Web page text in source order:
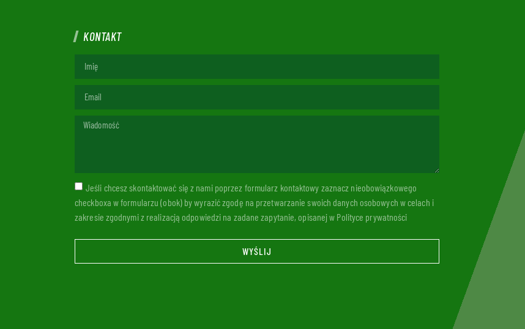
KONTAKT
Jeśli chcesz skontaktować się z nami poprzez formularz kontaktowy zaznacz nieobowiązkowego
checkboxa w formularzu (obok) by wyrazić zgodę na przetwarzanie swoich danych osobowych w celach i
zakresie zgodnymi z realizacją odpowiedzi na zadane zapytanie, opisanej w Polityce prywatności
WYŚLIJ